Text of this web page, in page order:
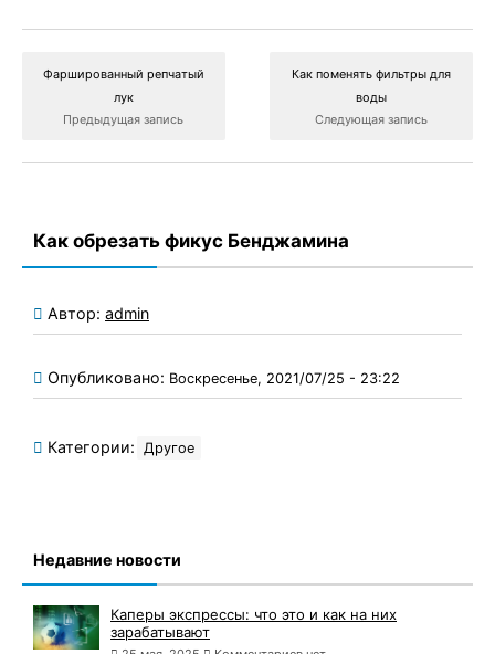
Фаршированный репчатый
лук
Предыдущая запись
Как поменять фильтры для
воды
Следующая запись
Как обрезать фикус Бенджамина
Автор: admin
Опубликовано: Воскресенье, 2021/07/25 - 23:22
Категории: Другое
Недавние новости
Каперы экспрессы: что это и как на них
зарабатывают